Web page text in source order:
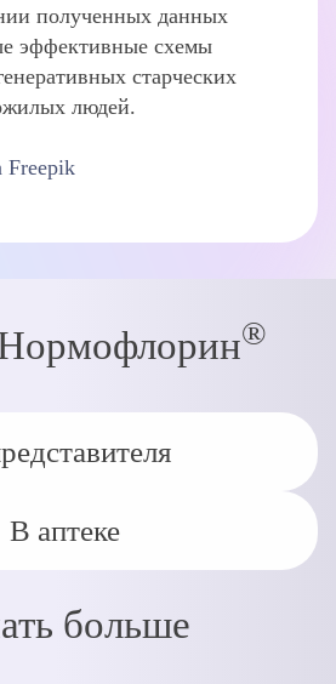
полученных данных
эффективные схемы
старческих
людей.
Freepik
®
В аптеке
больше